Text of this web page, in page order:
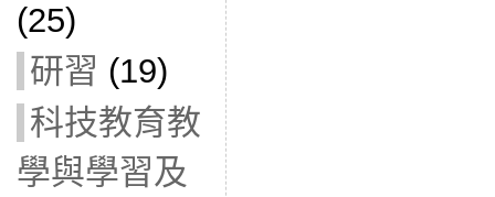
(25)
研習 (19)
科技教育教
學與學習及